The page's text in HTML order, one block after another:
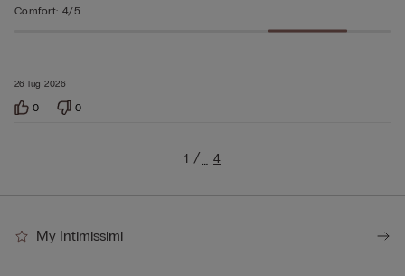
26 lug 2026
Comfort: 4/5
0 0
1 … 4
My Intimissimi